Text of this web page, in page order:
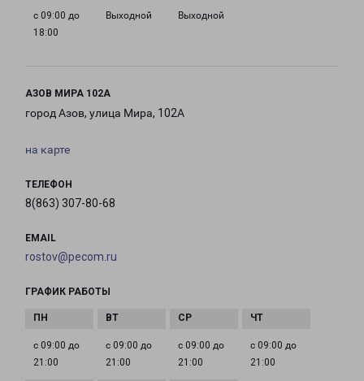
с 09:00 до
18:00
Выходной Выходной
АЗОВ МИРА 102А
город Азов, улица Мира, 102А
на карте
ТЕЛЕФОН
8(863) 307-80-68
EMAIL
rostov@pecom.ru
ГРАФИК РАБОТЫ
с 09:00 до
21:00
с 09:00 до
21:00
с 09:00 до
21:00
с 09:00 до
21:00